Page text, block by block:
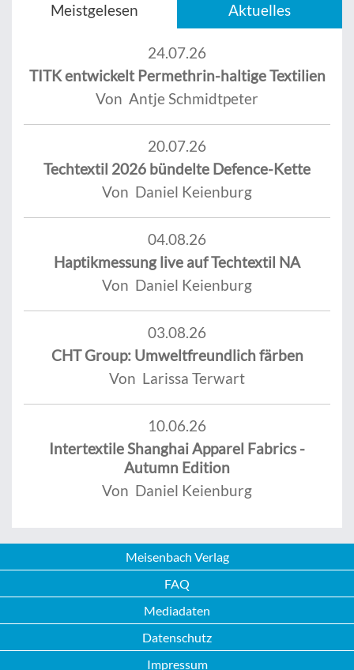
Meistgelesen Aktuelles
24.07.26
TITK entwickelt Permethrin-haltige Textilien
Von Antje Schmidtpeter
20.07.26
Techtextil 2026 bündelte Defence-Kette
Von Daniel Keienburg
04.08.26
Haptikmessung live auf Techtextil NA
Von Daniel Keienburg
03.08.26
CHT Group: Umweltfreundlich färben
Von Larissa Terwart
10.06.26
Intertextile Shanghai Apparel Fabrics -
Autumn Edition
Von Daniel Keienburg
Meisenbach Verlag
FAQ
Mediadaten
Datenschutz
Impressum